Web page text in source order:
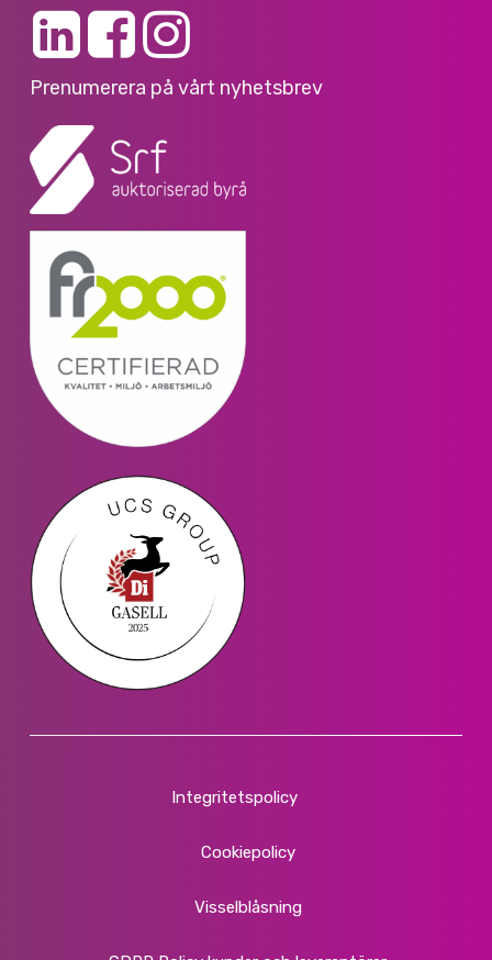
Prenumerera på vårt nyhetsbrev
Integritetspolicy
Cookiepolicy
Visselblåsning